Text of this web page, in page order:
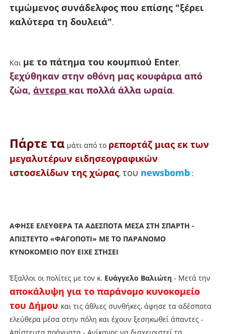
τιμώμενος συνάδελφος που επίσης "ξέρει
καλύτερα τη δουλειά".
Και με το πάτημα του κουμπιού Enter,
ξεχύθηκαν στην οθόνη μας κουφάρια από
ζώα, άντερα και πολλά άλλα ωραία.
Πάρτε τα μάτι από το ρεπορτάζ μιας εκ των
μεγαλυτέρων ειδησεογραφικών
ιστοσελίδων της χώρας, του newsbomb:
ΑΦΗΣΕ ΕΛΕΥΘΕΡΑ ΤΑ ΑΔΕΣΠΟΤΑ ΜΕΣΑ ΣΤΗ ΣΠΑΡΤΗ -
ΑΠΙΣΤΕΥΤΟ «ΦΑΓΟΠΟΤΙ» ΜΕ ΤΟ ΠΑΡΑΝΟΜΟ
ΚΥΝΟΚΟΜΕΙΟ ΠΟΥ ΕΙΧΕ ΣΤΗΣΕΙ
Έξαλλοι οι πολίτες με τον κ. Ευάγγελο Βαλιώτη- Μετά την
αποκάλυψη για το παράνομο κυνοκομείο
του Δήμου και τις άθλιες συνθήκες, άφησε τα αδέσποτα
ελεύθερα μέσα στην πόλη και έχουν ξεσηκωθεί άπαντες -